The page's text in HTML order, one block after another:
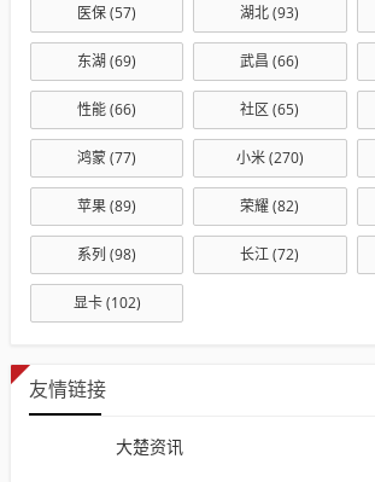
医保(57) 湖北(93)
东湖 (69) 武昌 (66)
性能(66) 社区 (65)
鸿蒙(77) 小米(270)
苹果(89) 荣耀(82)
系列 (98) 长江(72)
显卡(102)
友情链接
大楚资讯